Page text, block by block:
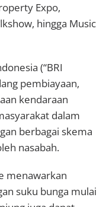
Expo,
hingga Music
(“BRI
pembiayaan,
kendaraan
dalam
berbagai skema
nasabah.
menawarkan
suku bunga mulai